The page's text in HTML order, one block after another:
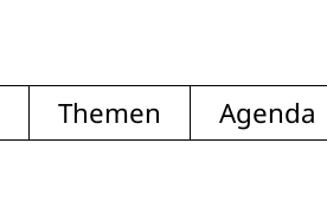
Themen Agenda